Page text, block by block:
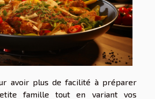
avoir plus de facilité à préparer
famille tout en variant vos